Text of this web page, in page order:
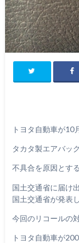
トヨタ自動車が10
タカタ製エアバッ
不具合を原因とす
国土交通省に届け
国土交通省が発表
今回のリコールの
トヨタ自動車が